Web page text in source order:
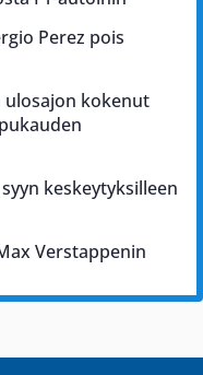
Perez pois
ulosajon kokenut
keskeytyksilleen
Verstappenin